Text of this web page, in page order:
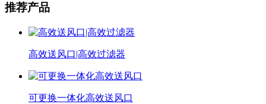
推荐产品
高效送风口|高效过滤器
可更换一体化高效送风口